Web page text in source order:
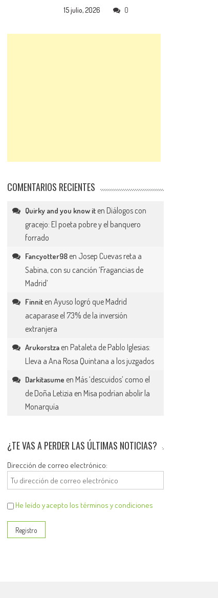
15 julio, 2026 0
COMENTARIOS RECIENTES
Quirky and you know it en Diálogos con
gracejo: El poeta pobre y el banquero
forrado
Fancyotter98 en Josep Cuevas reta a
Sabina, con su canción ‘Fragancias de
Madrid’
Finnit enAyuso logró que Madrid
acaparase el 73% de la inversión
extranjera
Arukorstza en Pataleta de Pablo Iglesias:
Lleva a Ana Rosa Quintana a los juzgados
Darkitasume en Más ‘descuidos’ como el
de Doña Letizia en Misa podrían abolir la
Monarquía
¿TE VAS A PERDER LAS ÚLTIMAS NOTICIAS?
Dirección de correo electrónico:
He leído y acepto los términos y condiciones